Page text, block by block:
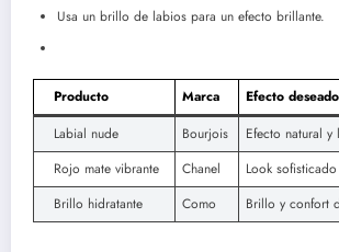
Usa un brillo de labios para un efecto brillante.
Producto Marca
Efecto deseado
Labial nude
Bourjois
Efecto natural y
Rojo mate vibrante
Chanel
Look
Brillo hidratante
Como Brillo y confort